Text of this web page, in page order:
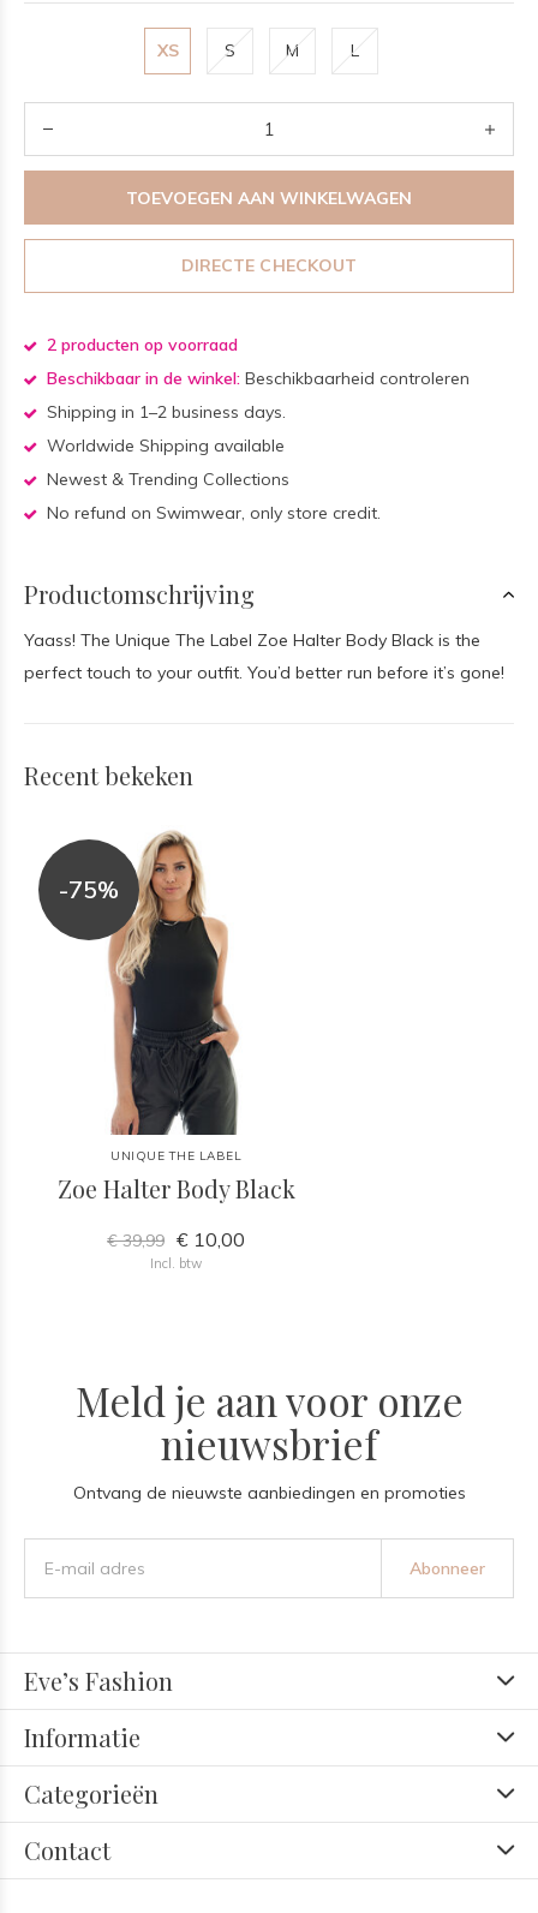
XS S M L
TOEVOEGEN AAN WINKELWAGEN
DIRECTE CHECKOUT
2 producten op voorraad
Beschikbaar in de winkel: Beschikbaarheid controleren
Shipping in 1–2 business days.
Worldwide Shipping available
Newest & Trending Collections
No refund on Swimwear, only store credit.
Productomschrijving
Yaass! The Unique The Label Zoe Halter Body Black is the
perfect touch to your outfit. You’d better run before it’s gone!
Recent bekeken
-75%
UNIQUE THE LABEL
Zoe Halter Body Black
€ 39,99 € 10,00
Incl. btw
Meld je aan voor onze
nieuwsbrief
Ontvang de nieuwste aanbiedingen en promoties
Abonneer
Eve’s Fashion
Informatie
Categorieën
Contact